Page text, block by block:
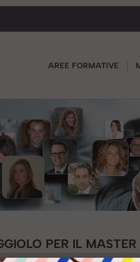
AREE FORMATIVE
PER IL